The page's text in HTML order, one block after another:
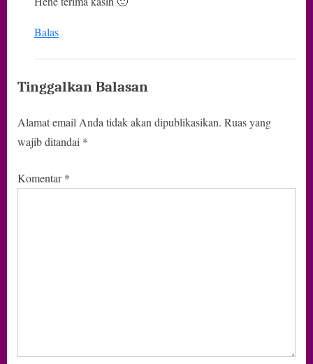
Balas
Tinggalkan Balasan
Alamat email Anda tidak akan dipublikasikan. Ruas yang
wajib ditandai *
Komentar*